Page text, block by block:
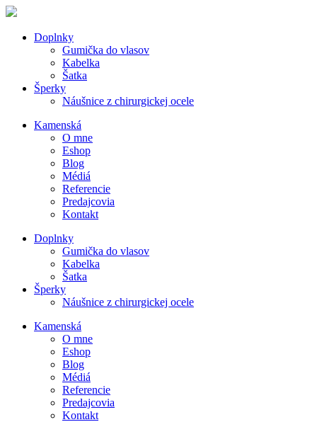
Doplnky
Gumička do vlasov
Kabelka
Šatka
Šperky
Náušnice z chirurgickej ocele
Kamenská
O mne
Eshop
Blog
Médiá
Referencie
Predajcovia
Kontakt
Doplnky
Gumička do vlasov
Kabelka
Šatka
Šperky
Náušnice z chirurgickej ocele
Kamenská
O mne
Eshop
Blog
Médiá
Referencie
Predajcovia
Kontakt